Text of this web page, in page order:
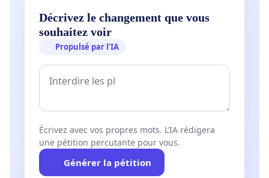
Décrivez le changement que vous
souhaitez voir
Propulsé par l’IA
Écrivez avec vos propres mots. L’IA rédigera
une pétition percutante pour vous.
Générer la pétition